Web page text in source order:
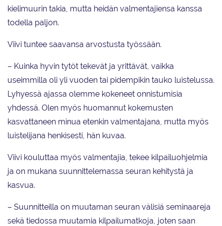
kielimuurin takia, mutta heidän valmentajiensa kanssa
todella paljon.
Viivi tuntee saavansa arvostusta työssään.
– Kuinka hyvin tytöt tekevät ja yrittävät, vaikka
useimmilla oli yli vuoden tai pidempikin tauko luistelussa.
Lyhyessä ajassa olemme kokeneet onnistumisia
yhdessä. Olen myös huomannut kokemusten
kasvattaneen minua etenkin valmentajana, mutta myös
luistelijana henkisesti, hän kuvaa.
Viivi kouluttaa myös valmentajia, tekee kilpailuohjelmia
ja on mukana suunnittelemassa seuran kehitystä ja
kasvua.
– Suunnitteilla on muutaman seuran välisiä seminaareja
sekä tiedossa muutamia kilpailumatkoja, joten saan